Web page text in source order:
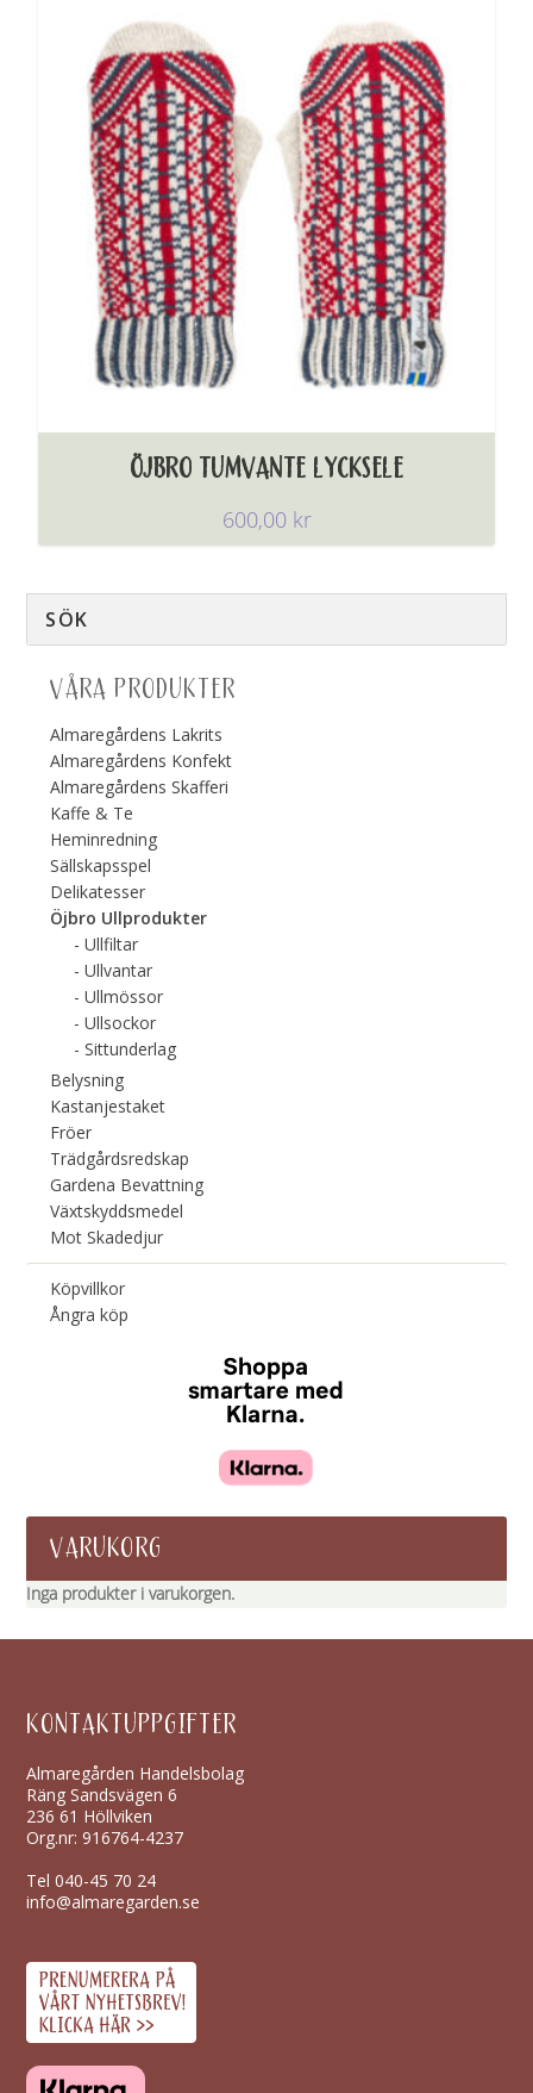
ÖJBRO TUMVANTE LYCKSELE
600,00 kr
VÅRA PRODUKTER
Almaregårdens Lakrits
Almaregårdens Konfekt
Almaregårdens Skafferi
Kaffe & Te
Heminredning
Sällskapsspel
Delikatesser
Öjbro Ullprodukter
Ullfiltar
Ullvantar
Ullmössor
Ullsockor
Sittunderlag
Belysning
Kastanjestaket
Fröer
Trädgårdsredskap
Gardena Bevattning
Växtskyddsmedel
Mot Skadedjur
Köpvillkor
Ångra köp
VARUKORG
Inga produkter i varukorgen.
KONTAKTUPPGIFTER
Almaregården Handelsbolag
Räng Sandsvägen 6
236 61 Höllviken
Org.nr: 916764-4237
Tel040-45 70 24
info@almaregarden.se